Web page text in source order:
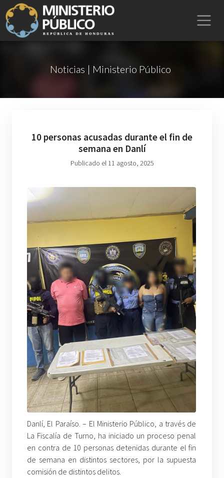
Noticias | Ministerio Público
10 personas acusadas durante el fin de
semana en Danlí
Publicado el 11 agosto, 2025
Danlí, El Paraíso. – El Ministerio Público, a través de
La Fiscalía de Turno, ha iniciado un proceso penal
en contra de 10 personas detenidas durante el fin
de semana en distintos sectores, por la supuesta
comisión de distintos delitos.